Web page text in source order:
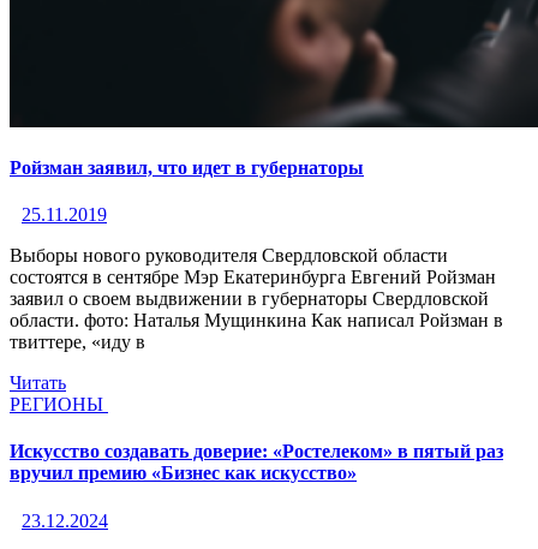
Ройзман заявил, что идет в губернаторы
25.11.2019
Выборы нового руководителя Свердловской области
состоятся в сентябре Мэр Екатеринбурга Евгений Ройзман
заявил о своем выдвижении в губернаторы Свердловской
области. фото: Наталья Мущинкина Как написал Ройзман в
твиттере, «иду в
Читать
РЕГИОНЫ
Искусство создавать доверие: «Ростелеком» в пятый раз
вручил премию «Бизнес как искусство»
23.12.2024